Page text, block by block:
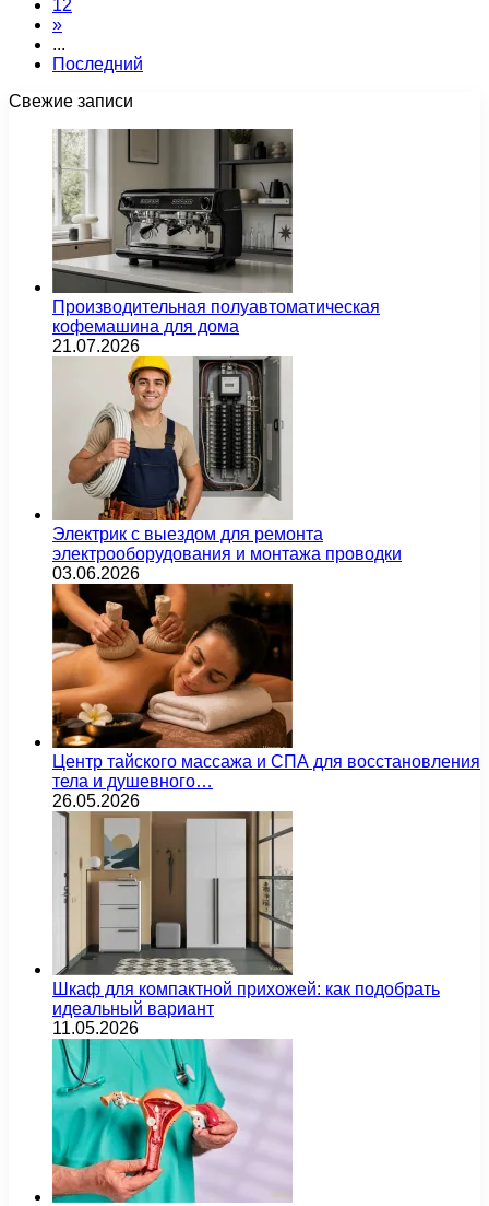
12
»
...
Последний
Свежие записи
Производительная полуавтоматическая
кофемашина для дома
21.07.2026
Электрик с выездом для ремонта
электрооборудования и монтажа проводки
03.06.2026
Центр тайского массажа и СПА для восстановления
тела и душевного…
26.05.2026
Шкаф для компактной прихожей: как подобрать
идеальный вариант
11.05.2026